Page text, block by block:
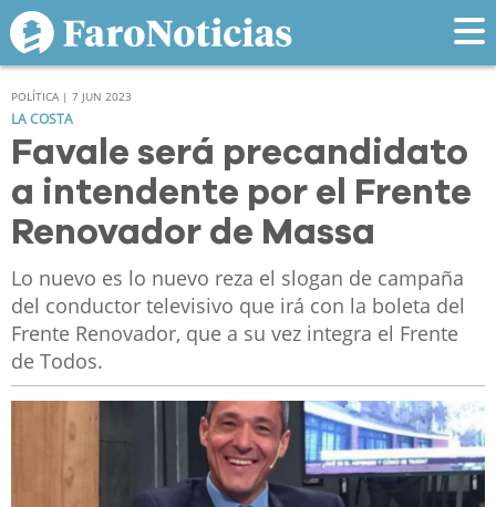
POLÍTICA | 7 JUN 2023
LA COSTA
Favale será precandidato
a intendente por el Frente
Renovador de Massa
Lo nuevo es lo nuevo reza el slogan de campaña
del conductor televisivo que irá con la boleta del
Frente Renovador, que a su vez integra el Frente
de Todos.